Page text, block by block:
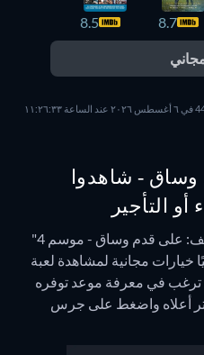
8.7
8.5
لقد تحققنا من وجود تحديثات على خدمات البث 44 في ٦ أغسطس ٢٠٢٦ عند الساعة ١١:٢٦:٣٣
وساق - شاهدوا
أو التأجير
يمكنكم حالياً مشاهدة "لعبة الغولف: على قدم وساق - موسم 4"
خيارات مجانية لمشاهدة لعبة
ترغب في معرفة موعد توفره
أعلاه واضغط على جرس